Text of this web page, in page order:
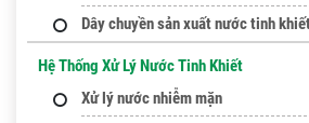
Dây chuyền sản xuất nước tinh
Hệ Thống Xử Lý Nước Tinh Khiết
Xử lý nước nhiễm mặn